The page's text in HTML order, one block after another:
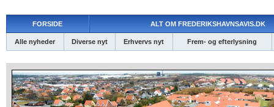
FORSIDE ALT OM FREDERIKSHAVNSAVIS.DK
Alle nyheder Diverse nyt Erhvervs nyt Frem- og efterlysning